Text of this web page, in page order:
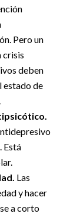
Pero un
crisis
deben
estado de
Está
Las
y hacer
a corto